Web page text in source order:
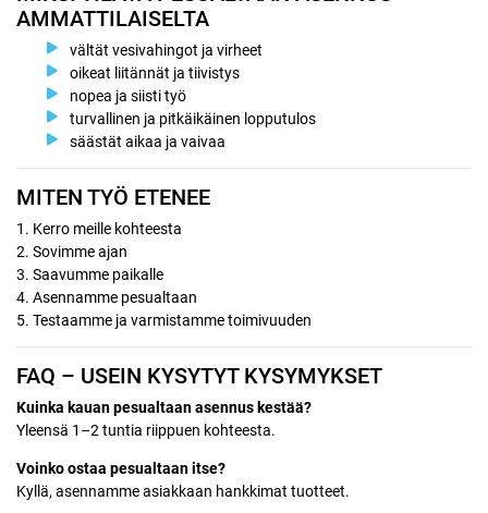
AMMATTILAISELTA
vältät vesivahingot ja virheet
oikeat liitännät ja tiivistys
nopea ja siisti työ
turvallinen ja pitkäikäinen lopputulos
säästät aikaa ja vaivaa
MITEN TYÖ ETENEE
1. Kerro meille kohteesta
2. Sovimme ajan
3. Saavumme paikalle
4. Asennamme pesualtaan
5. Testaamme ja varmistamme toimivuuden
FAQ – USEIN KYSYTYT KYSYMYKSET
Kuinka kauan pesualtaan asennus kestää?
Yleensä 1–2 tuntia riippuen kohteesta.
Voinko ostaa pesualtaan itse?
Kyllä, asennamme asiakkaan hankkimat tuotteet.